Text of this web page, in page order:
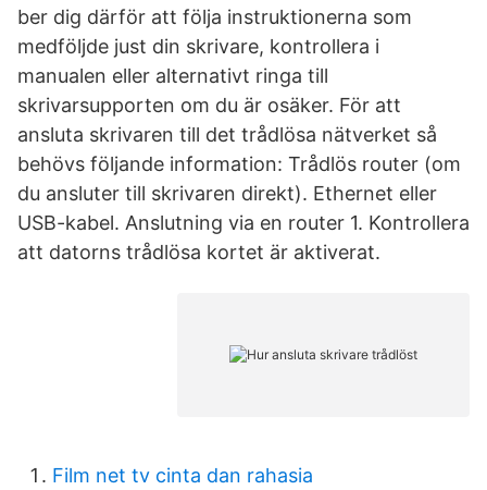
ber dig därför att följa instruktionerna som
medföljde just din skrivare, kontrollera i
manualen eller alternativt ringa till
skrivarsupporten om du är osäker. För att
ansluta skrivaren till det trådlösa nätverket så
behövs följande information: Trådlös router (om
du ansluter till skrivaren direkt). Ethernet eller
USB-kabel. Anslutning via en router 1. Kontrollera
att datorns trådlösa kortet är aktiverat.
Film net tv cinta dan rahasia